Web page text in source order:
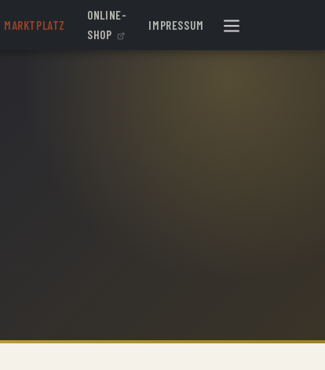
MARKTPLATZ
ONLINE-
SHOP
IMPRESSUM